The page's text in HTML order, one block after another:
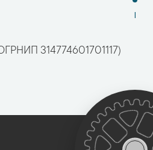
1
314774601701117)